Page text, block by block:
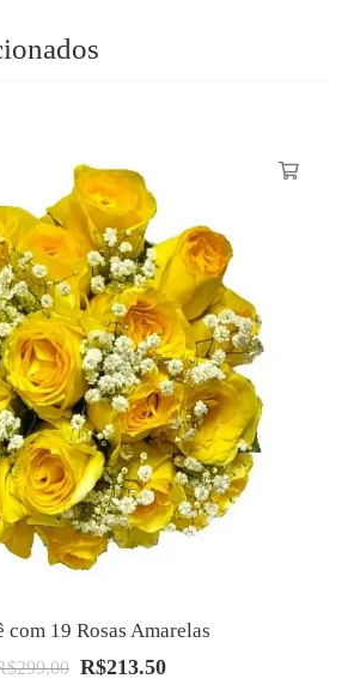
com 19 Rosas Amarelas
299.00 O
R$213.50O